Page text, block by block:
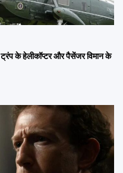
के हेलीकॉप्टर और पैसेंजर विमान के